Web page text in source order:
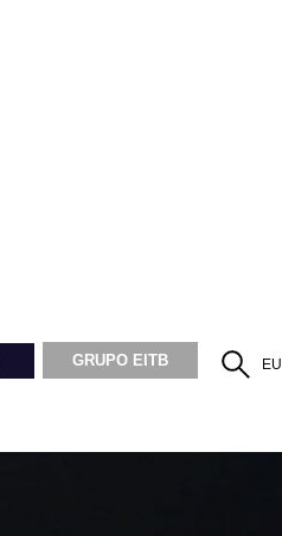
GRUPO EITB EU